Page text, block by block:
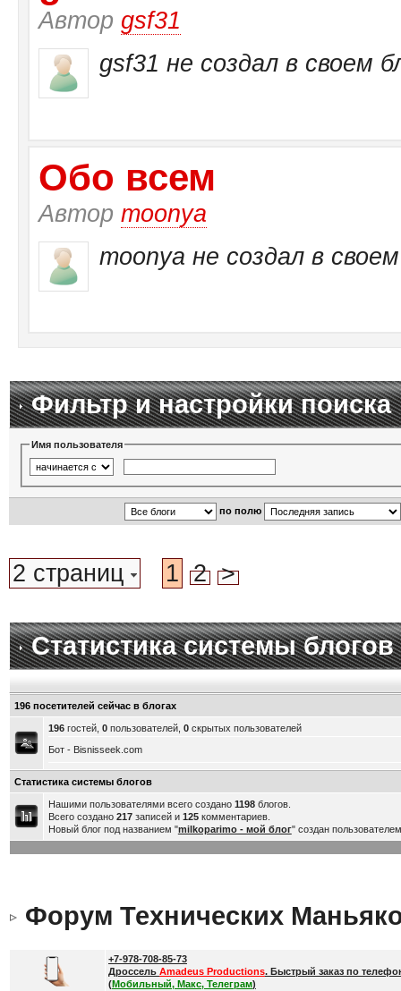
Автор gsf31
gsf31 не создал в своем
Обо всем
Автор moonya
moonya не создал в
Фильтр и настройки поиска
Имя пользователя
по полю
2 страниц 1 2 >
Статистика системы блогов
196 посетителей сейчас в блогах
196гостей, 0пользователей, 0скрытых пользователей
Бот - Bisnisseek.com
Статистика системы блогов
Нашими пользователями всего создано 1198блогов.
Всего создано 217записей и 125комментариев.
Новый блог под названием "milkoparimo - мой блог" создан
Форум Технических
+7-978-708-85-73
Дроссель Amadeus Productions. Быстрый заказ по
(Мобильный, Макс, Телеграм)